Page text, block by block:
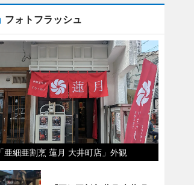
フォトフラッシュ
「亜細亜割烹 蓮月 大井町店」外観